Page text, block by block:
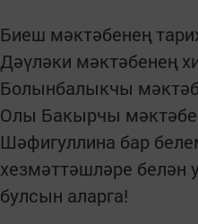
Биеш мәктәбенең
Дәүләки мәктәбенең
Болынбалыкчы
Олы Бакырчы
Шәфигуллина бар
хезмәттәшләре
булсын аларга!